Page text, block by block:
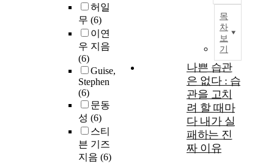
허일
무 (6)
이연
우 지음
(6)
Guise,
Stephen
(6)
문동
성 (6)
스티
븐 기즈
지음 (6)
목
차
보
기
나쁜 습관
은 없다 : 습
관을 고치
려 할 때마
다 내가 실
패하는 진
짜 이유